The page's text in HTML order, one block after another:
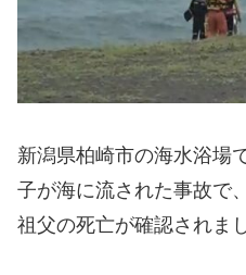
新潟県柏崎市の海水浴場
子が海に流された事故で
祖父の死亡が確認されま